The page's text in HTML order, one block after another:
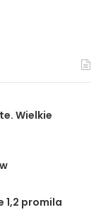
Wielkie
1,2 promila